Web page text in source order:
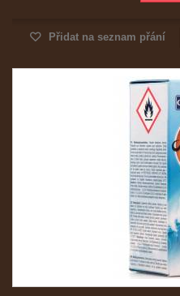
Přidat na seznam přání